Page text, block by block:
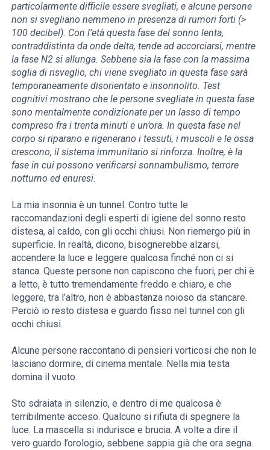
particolarmente difficile essere svegliati, e alcune persone
non si svegliano nemmeno in presenza di rumori forti (>
100 decibel). Con l’età questa fase del sonno lenta,
contraddistinta da onde delta, tende ad accorciarsi, mentre
la fase N2 si allunga. Sebbene sia la fase con la massima
soglia di risveglio, chi viene svegliato in questa fase sarà
temporaneamente disorientato e insonnolito. Test
cognitivi mostrano che le persone svegliate in questa fase
sono mentalmente condizionate per un lasso di tempo
compreso fra i trenta minuti e un’ora. In questa fase nel
corpo si riparano e rigenerano i tessuti, i muscoli e le ossa
crescono, il sistema immunitario si rinforza. Inoltre, è la
fase in cui possono verificarsi sonnambulismo, terrore
notturno ed enuresi.
La mia insonnia è un tunnel. Contro tutte le
raccomandazioni degli esperti di igiene del sonno resto
distesa, al caldo, con gli occhi chiusi. Non riemergo più in
superficie. In realtà, dicono, bisognerebbe alzarsi,
accendere la luce e leggere qualcosa finché non ci si
stanca. Queste persone non capiscono che fuori, per chi è
a letto, è tutto tremendamente freddo e chiaro, e che
leggere, tra l’altro, non è abbastanza noioso da stancare.
Perciò io resto distesa e guardo fisso nel tunnel con gli
occhi chiusi.
Alcune persone raccontano di pensieri vorticosi che non le
lasciano dormire, di cinema mentale. Nella mia testa
domina il vuoto.
Sto sdraiata in silenzio, e dentro di me qualcosa è
terribilmente acceso. Qualcuno si rifiuta di spegnere la
luce. La mascella si indurisce e brucia. A volte a dire il
vero guardo l’orologio, sebbene sappia già che ora segna.